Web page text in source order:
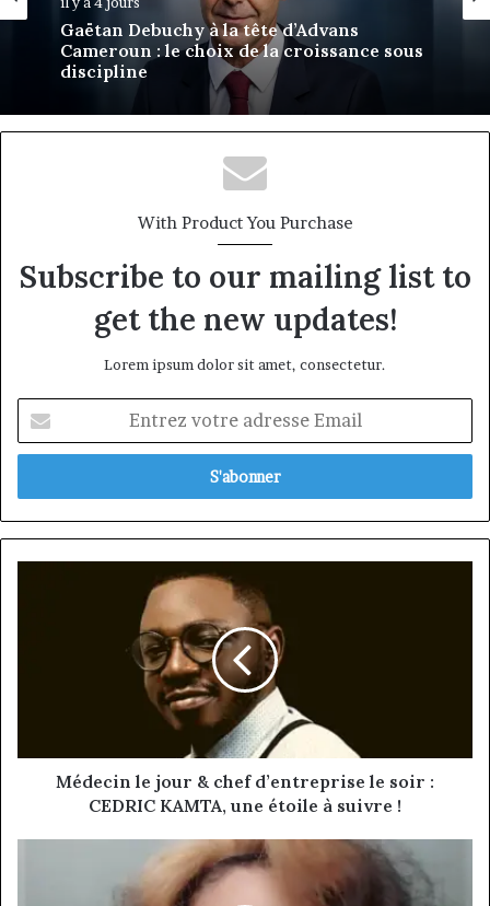
il y a 4 jours
Gaëtan Debuchy à la tête d’Advans
Cameroun : le choix de la croissance sous
il y a 4 jours
MTN Business : Marie-Rose Daya
Tchangoum passe de l’expérience client à
la conquête du marché des entreprises
With Product You Purchase
Subscribe to our mailing list to
get the new updates!
Lorem ipsum dolor sit amet, consectetur.
votre
adresse
:
CEDRICMédecin le jour & chef d’entreprise le soir :
CEDRIC KAMTA, une étoile à suivre !